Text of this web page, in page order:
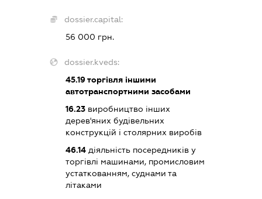
dossier.capital:
56 000 грн.
dossier.kveds:
45.19торгівля іншими
автотранспортними засобами
16.23 виробництво інших
дерев'яних будівельних
конструкцій і столярних виробів
46.14 діяльність посередників у
торгівлі машинами, промисловим
устаткованням, суднами та
літаками